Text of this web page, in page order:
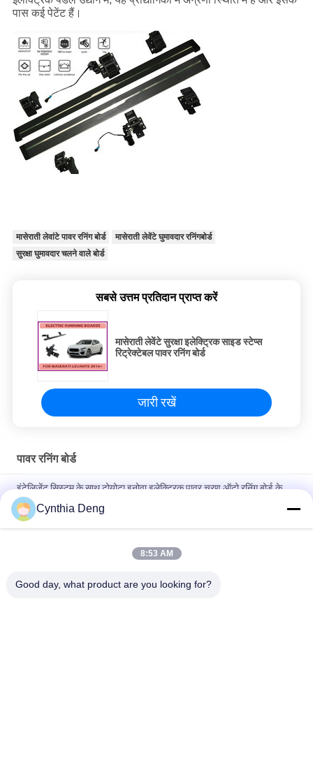
पास कई पेटेंट हैं।
मासेराती लेवांटे पावर रनिंग बोर्ड
मासेराती लेवेंटे घुमावदार रनिंगबोर्ड
सुरक्षा घुमावदार चलने वाले बोर्ड
सबसे उत्तम प्रतिदान प्राप्त करें
मासेराती लेवेंटे सुरक्षा इलेक्ट्रिक साइड स्टेप्स
रिट्रेक्टेबल पावर रनिंग बोर्ड
जारी रखें
पावर रनिंग बोर्ड
इंटेलिजेंट सिस्टम के साथ टोयोटा इनोवा इलेक्ट्रिक पावर चरण ऑटो रनिंग बोर्ड के
लिए
कैडिलैक एक्सटी 5 / एसआरएक्स ब्लैक कस्टम इलेक्ट्रिक स्टेप बार्स ऑटो स्पेयर
Cynthia Deng
8:53 AM
Good day, what product are you looking for?